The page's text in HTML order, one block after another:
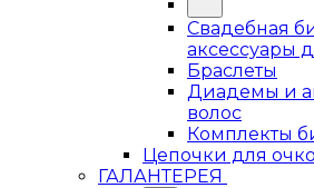
Свадебная
аксессуары
Браслеты
Диадемы и
волос
Комплекты
Цепочки для
ГАЛАНТЕРЕЯ